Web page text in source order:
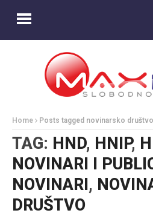
Home Posts tagged novinarsko društvo
TAG: HND, HNIP,
NOVINARI I
NOVINARI ,
DRUŠTVO